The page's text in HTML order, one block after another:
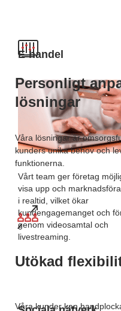
E-handel
Vårt team ger företag
visa upp och
i realtid, vilket ökar
kundengagemanget och
genom videosamtal och
livestreaming.
Personligt
lösningar
Våra lösningar är
kunders unika behov och
funktionerna.
Utökad
Våra kunder kan